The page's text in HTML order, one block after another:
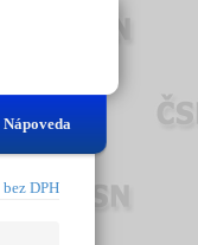
Nápoveda
bez DPH